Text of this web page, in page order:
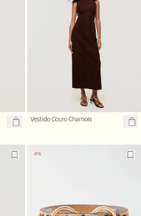
Vestido Couro Chamois
-31%